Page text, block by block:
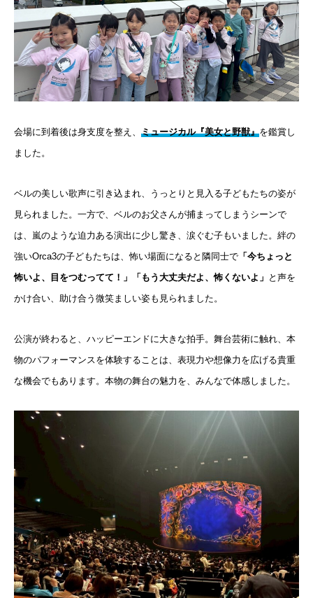
会場に到着後は身支度を整え、 ミュージカル『美女と野獣』を鑑賞し
ました。
ベルの美しい歌声に引き込まれ、うっとりと見入る子どもたちの姿が
見られました。一方で、ベルのお父さんが捕まってしまうシーンで
は、嵐のような迫力ある演出に少し驚き、涙ぐむ子もいました。絆の
強いOrca3の子どもたちは、怖い場面になると隣同士で 「今ちょっと
怖いよ、目をつむってて！」「もう大丈夫だよ、怖くないよ」 と声を
かけ合い、助け合う微笑ましい姿も見られました。
公演が終わると、ハッピーエンドに大きな拍手。舞台芸術に触れ、 本
物のパフォーマンスを体験することは、 表現力や想像力を広げる貴重
な機会でもあります。 本物の舞台の魅力を、みんなで体感しました。